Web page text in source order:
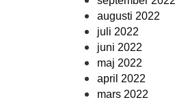
augusti 2022
juli 2022
juni 2022
maj 2022
april 2022
mars 2022